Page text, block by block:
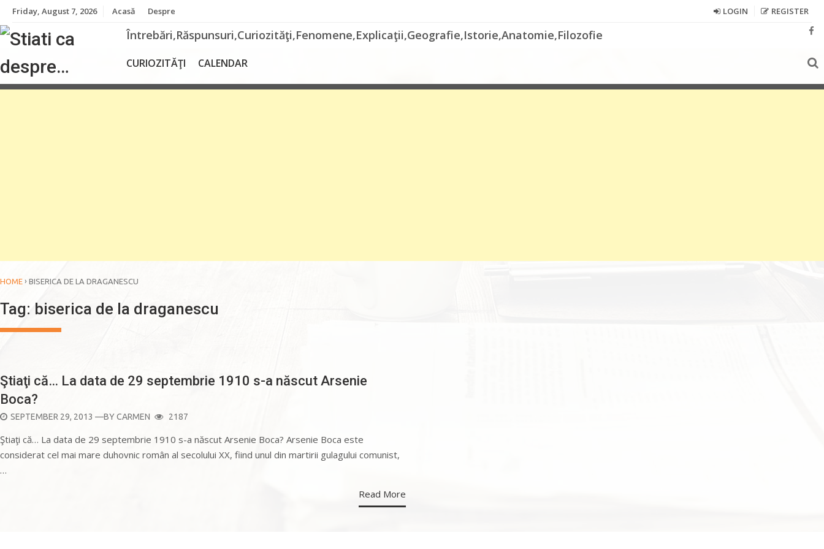
Skip
content
Friday, August 7, 2026 Acasă Despre LOGIN REGISTER
Întrebări,Răspunsuri,Curiozităţi,Fenomene,Explicaţii,Geografie,Istorie,Anatomie,Filozofie
CURIOZITĂŢI CALENDAR
HOME › BISERICA DE LA DRAGANESCU
Tag: biserica de la draganescu
Ştiaţi că… La data de 29 septembrie 1910 s-a născut Arsenie
Boca?
POSTED
SEPTEMBER 29, 2013 —BYCARMEN 2187
Ştiaţi că… La data de 29 septembrie 1910 s-a născut Arsenie Boca? Arsenie Boca este
considerat cel mai mare duhovnic român al secolului XX, fiind unul din martirii gulagului comunist,
…
Read More